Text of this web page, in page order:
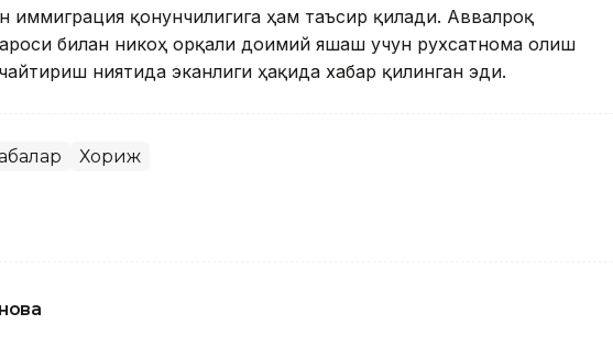
иммиграция қонунчилигига ҳам таъсир қилади. Аввалроқ
билан никоҳ орқали доимий яшаш учун рухсатнома олиш
ниятида эканлиги ҳақида хабар қилинган эди.
Хориж